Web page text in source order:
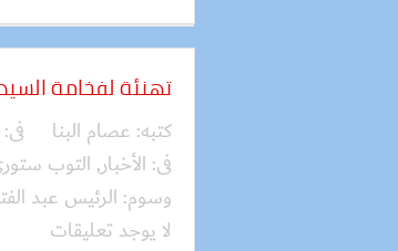
تهنئة لفخامة
كتبه: عصام البنا فى:
فى: الأخبار, التوب
وسوم: الرئيس عبد
لا يوجد تعليقات